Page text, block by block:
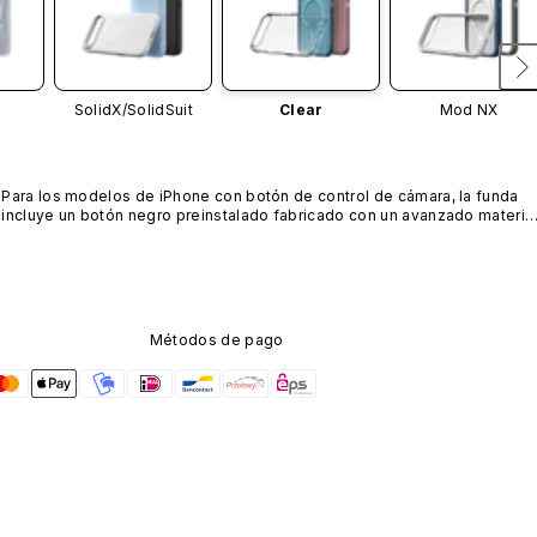
SolidX/SolidSuit Clear Mod NX
Para los modelos de iPhone con botón de control de cámara, la funda
incluye un botón negro preinstalado fabricado con un avanzado material
Métodos de pago